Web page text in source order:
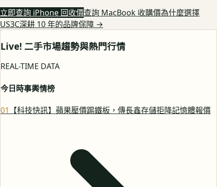
立即查詢 iPhone 回收價查詢 MacBook 收購價為什麼選擇
US3C深耕 10 年的品牌保障 →
Live! 二手市場趨勢與熱門行情
REAL-TIME DATA
今日時事輿情榜
01 【科技快訊】蘋果壓價踢鐵板，傳長鑫存儲拒降記憶體報價